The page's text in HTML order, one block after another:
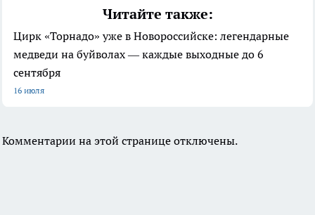
Читайте также:
Цирк «Торнадо» уже в Новороссийске: легендарные
медведи на буйволах — каждые выходные до 6
сентября
16 июля
Комментарии на этой странице отключены.